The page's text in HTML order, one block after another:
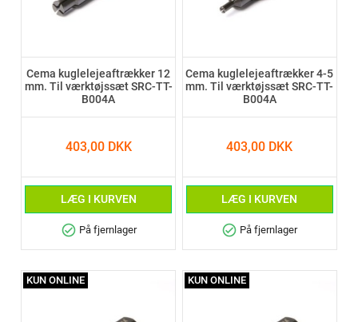
Cema kuglelejeaftrækker 12
mm. Til værktøjssæt SRC-TT-
B004A
403,00 DKK
LÆG I KURVEN
check_circle På fjernlager
Cema kuglelejeaftrækker 4-5
mm. Til værktøjssæt SRC-TT-
B004A
403,00 DKK
LÆG I KURVEN
check_circle På fjernlager
KUN ONLINE KUN ONLINE